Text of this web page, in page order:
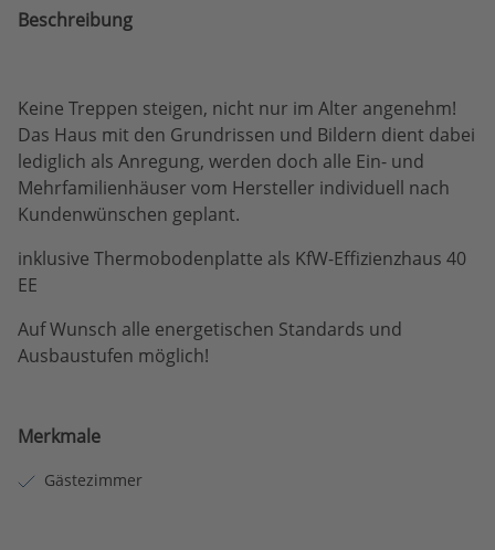
Beschreibung
Keine Treppen steigen, nicht nur im Alter angenehm!
Das Haus mit den Grundrissen und Bildern dient dabei
lediglich als Anregung, werden doch alle Ein- und
Mehrfamilienhäuser vom Hersteller individuell nach
Kundenwünschen geplant.
inklusive Thermobodenplatte als KfW-Effizienzhaus 40
EE
Auf Wunsch alle energetischen Standards und
Ausbaustufen möglich!
Merkmale
Gästezimmer